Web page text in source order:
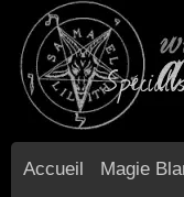
Accueil Magie